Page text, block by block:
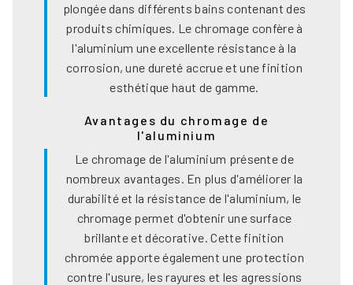
plongée dans différents bains contenant des
produits chimiques. Le chromage confère à
l'aluminium une excellente résistance à la
corrosion, une dureté accrue et une finition
esthétique haut de gamme.
Avantages du chromage de
l'aluminium
Le chromage de l'aluminium présente de
nombreux avantages. En plus d'améliorer la
durabilité et la résistance de l'aluminium, le
chromage permet d'obtenir une surface
brillante et décorative. Cette finition
chromée apporte également une protection
contre l'usure, les rayures et les agressions